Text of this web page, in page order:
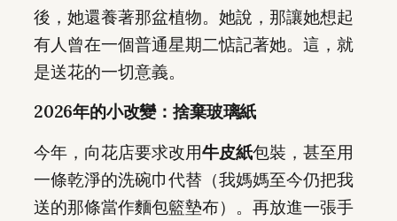
後，她還養著那盆植物。她說，那讓她想起
有人曾在一個普通星期二惦記著她。這，就
是送花的一切意義。
2026年的小改變：捨棄玻璃紙
今年，向花店要求改用牛皮紙包裝，甚至用
一條乾淨的洗碗巾代替（我媽媽至今仍把我
送的那條當作麵包籃墊布）。再放進一張手